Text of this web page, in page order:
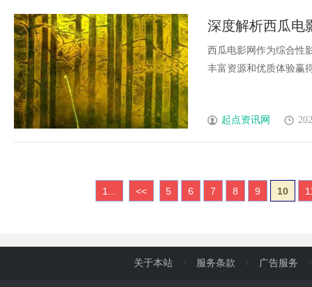
深度解析西瓜电
西瓜电影网作为综合性
丰富资源和优质体验赢
起点资讯网
1... << 5 6 7 8 9 10
关于本站 / 服务条款 / 广告服务 /